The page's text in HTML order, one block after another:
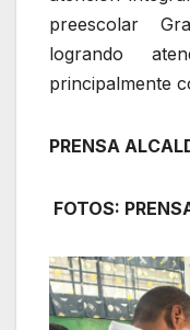
preescolar
logrando
principalmente
PRENSA
FOTOS: